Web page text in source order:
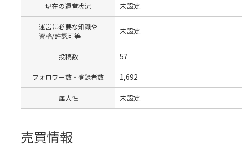
現在の運営状況 未設定
運営に必要な知識や
資格/許認可等
未設定
投稿数 57
フォロワー数・登録者数 1,692
属人性 未設定
売買情報